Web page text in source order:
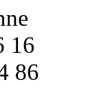
16
86